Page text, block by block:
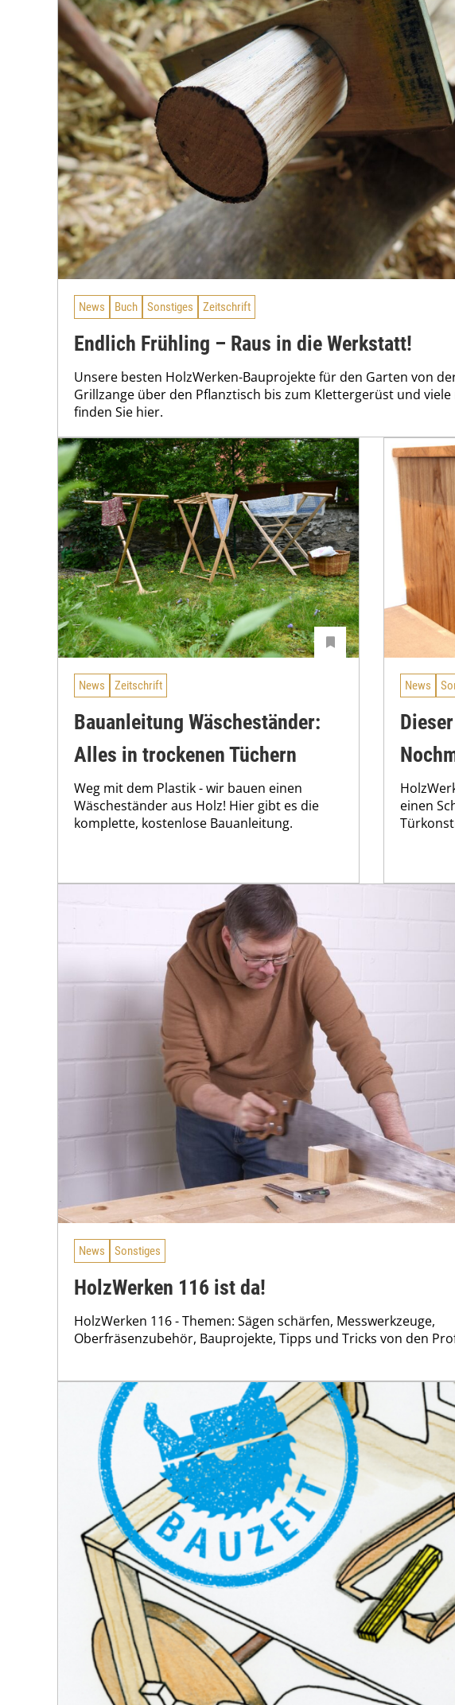
News Buch Sonstiges Zeitschrift
Endlich Frühling – Raus in die Werkstatt!
Unsere besten HolzWerken-Bauprojekte für den Garten von
Grillzange über den Pflanztisch bis zum Klettergerüst und
finden Sie hier.
News Zeitschrift
Bauanleitung Wäscheständer:
Alles in trockenen Tüchern
Weg mit dem Plastik - wir bauen einen
Wäscheständer aus Holz! Hier gibt es die
komplette, kostenlose Bauanleitung.
News
einen
News Sonstiges
HolzWerken 116 ist da!
HolzWerken 116 - Themen: Sägen schärfen, Messwerkzeuge,
Oberfräsenzubehör, Bauprojekte, Tipps und Tricks von den